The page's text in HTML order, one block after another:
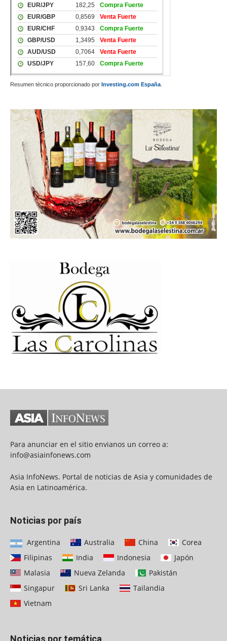
Resumen técnico proporcionado por Investing.com España
Para anunciar en el sitio envianos un correo a:
info@asiainfonews.com
Asia InfoNews. Portal de noticias de Asia y comunidades de
Asia en Latinoamérica.
Noticias por país
Argentina Australia China
Corea
Filipinas
India Indonesia
Japón
Malasia
Nueva Zelanda
Pakistán
Singapur
Sri Lanka
Tailandia
Vietnam
Noticias por temática